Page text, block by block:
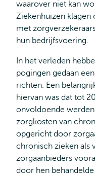
waarover niet kan
Ziekenhuizen klagen
met
hun bedrijfsvoering.
In het verleden
pogingen gedaan
richten. Een
hiervan was dat tot
onvoldoende
zorgkosten van
opgericht door
chronisch zieken als
zorgaanbieders
door hen